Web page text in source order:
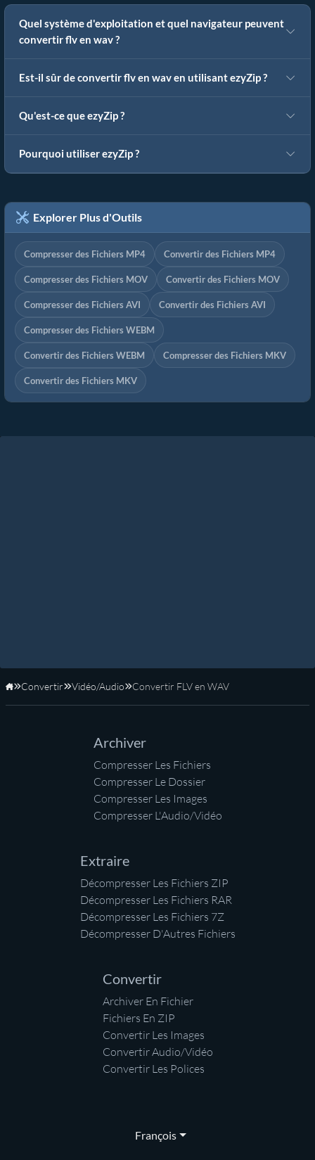
Quel système d'exploitation et quel navigateur peuvent
convertir flv en wav ?
Est-il sûr de convertir flv en wav en utilisant ezyZip ?
Qu'est-ce que ezyZip ?
Pourquoi utiliser ezyZip ?
Explorer Plus d'Outils
Compresser des Fichiers MP4 Convertir des Fichiers MP4
Compresser des Fichiers MOV Convertir des Fichiers MOV
Compresser des Fichiers AVI Convertir des Fichiers AVI
Compresser des Fichiers WEBM
Convertir des Fichiers WEBM Compresser des Fichiers MKV
Convertir des Fichiers MKV
Accueil
Convertir Vidéo/Audio Convertir FLV en WAV
Archiver
Compresser Les Fichiers
Compresser Le Dossier
Compresser Les Images
Compresser L'Audio/Vidéo
Extraire
Décompresser Les Fichiers ZIP
Décompresser Les Fichiers RAR
Décompresser Les Fichiers 7Z
Décompresser D'Autres Fichiers
Convertir
Archiver En Fichier
Fichiers En ZIP
Convertir Les Images
Convertir Audio/Vidéo
Convertir Les Polices
François